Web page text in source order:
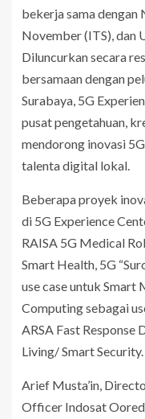
bekerja sama
November (ITS), dan
Diluncurkan secara
bersamaan dengan
Surabaya, 5G
pusat pengetahuan,
mendorong inovasi
talenta digital lokal.
Beberapa proyek
di 5G Experience
RAISA 5G Medical
Smart Health, 5G
use case untuk
Computing sebagai
ARSA Fast Response
Living/ Smart Security.
Arief Musta’in,
Officer Indosat